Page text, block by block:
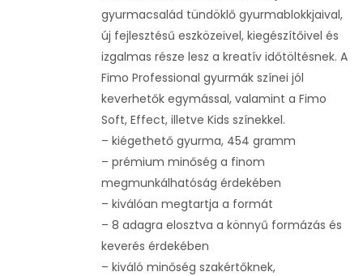
gyurmacsalád tündöklő gyurmablokkjaival,
új fejlesztésű eszközeivel, kiegészítőivel és
izgalmas része lesz a kreatív időtöltésnek. A
Fimo Professional gyurmák színei jól
keverhetők egymással, valamint a Fimo
Soft, Effect, illetve Kids színekkel.
– kiégethető gyurma, 454 gramm
– prémium minőség a finom
megmunkálhatóság érdekében
– kiválóan megtartja a formát
– 8 adagra elosztva a könnyű formázás és
keverés érdekében
– kiváló minőség szakértőknek,